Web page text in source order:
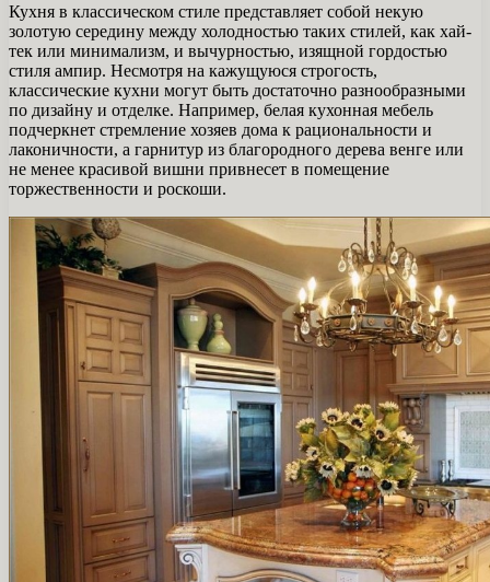
Кухня в классическом стиле представляет собой некую
золотую середину между холодностью таких стилей, как хай-
тек или минимализм, и вычурностью, изящной гордостью
стиля ампир. Несмотря на кажущуюся строгость,
классические кухни могут быть достаточно разнообразными
по дизайну и отделке. Например, белая кухонная мебель
подчеркнет стремление хозяев дома к рациональности и
лаконичности, а гарнитур из благородного дерева венге или
не менее красивой вишни привнесет в помещение
торжественности и роскоши.